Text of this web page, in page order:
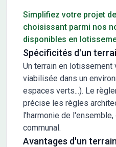
Simplifiez votre projet
choisissant parmi nos
disponibles en
Spécificités d'un
Un terrain en lotissement
viabilisée dans un
espaces verts...). Le
précise les règles
l'harmonie de
communal.
Avantages d'un